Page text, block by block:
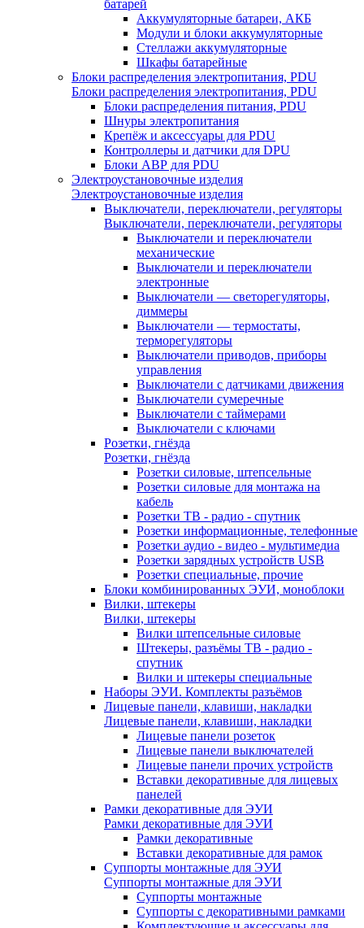
батарей
Аккумуляторные батареи, АКБ
Модули и блоки аккумуляторные
Стеллажи аккумуляторные
Шкафы батарейные
Блоки распределения электропитания, PDU
Блоки распределения электропитания, PDU
Блоки распределения питания, PDU
Шнуры электропитания
Крепёж и аксессуары для PDU
Контроллеры и датчики для DPU
Блоки АВР для PDU
Электроустановочные изделия
Электроустановочные изделия
Выключатели, переключатели, регуляторы
Выключатели, переключатели, регуляторы
Выключатели и переключатели
механические
Выключатели и переключатели
электронные
Выключатели — светорегуляторы,
диммеры
Выключатели — термостаты,
терморегуляторы
Выключатели приводов, приборы
управления
Выключатели с датчиками движения
Выключатели сумеречные
Выключатели с таймерами
Выключатели с ключами
Розетки, гнёзда
Розетки, гнёзда
Розетки силовые, штепсельные
Розетки силовые для монтажа на
кабель
Розетки ТВ - радио - спутник
Розетки информационные, телефонные
Розетки аудио - видео - мультимедиа
Розетки зарядных устройств USB
Розетки специальные, прочие
Блоки комбинированных ЭУИ, моноблоки
Вилки, штекеры
Вилки, штекеры
Вилки штепсельные силовые
Штекеры, разъёмы ТВ - радио -
спутник
Вилки и штекеры специальные
Наборы ЭУИ. Комплекты разъёмов
Лицевые панели, клавиши, накладки
Лицевые панели, клавиши, накладки
Лицевые панели розеток
Лицевые панели выключателей
Лицевые панели прочих устройств
Вставки декоративные для лицевых
панелей
Рамки декоративные для ЭУИ
Рамки декоративные для ЭУИ
Рамки декоративные
Вставки декоративные для рамок
Суппорты монтажные для ЭУИ
Суппорты монтажные для ЭУИ
Суппорты монтажные
Суппорты с декоративными рамками